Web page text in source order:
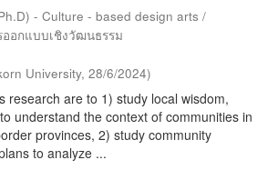
- Culture - based design arts /
อกแบบเชิงวัฒนธรรม
University, 28/6/2024)
research are to 1) study local wisdom,
understand the context of communities in
provinces, 2) study community
to analyze ...